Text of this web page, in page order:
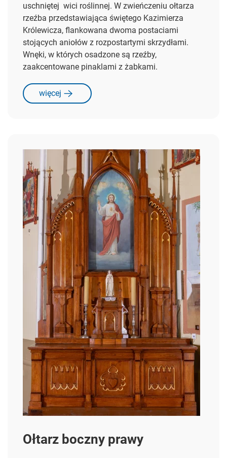
uschniętej wici roślinnej. W zwieńczeniu ołtarza
rzeźba przedstawiająca świętego Kazimierza
Królewicza, flankowana dwoma postaciami
stojących aniołów z rozpostartymi skrzydłami.
Wnęki, w których osadzone są rzeźby,
zaakcentowane pinaklami z żabkami.
więcej
Ołtarz boczny prawy